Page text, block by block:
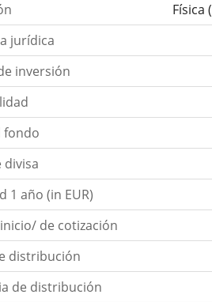
Física (
jurídica
inversión
fondo
divisa
1 año (in EUR)
de cotización
distribución
de distribución